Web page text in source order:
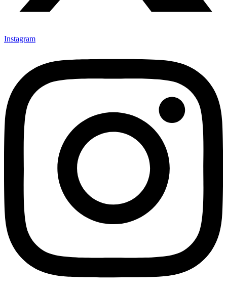
Instagram